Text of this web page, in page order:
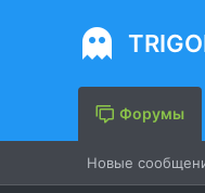
Форумы
Новые